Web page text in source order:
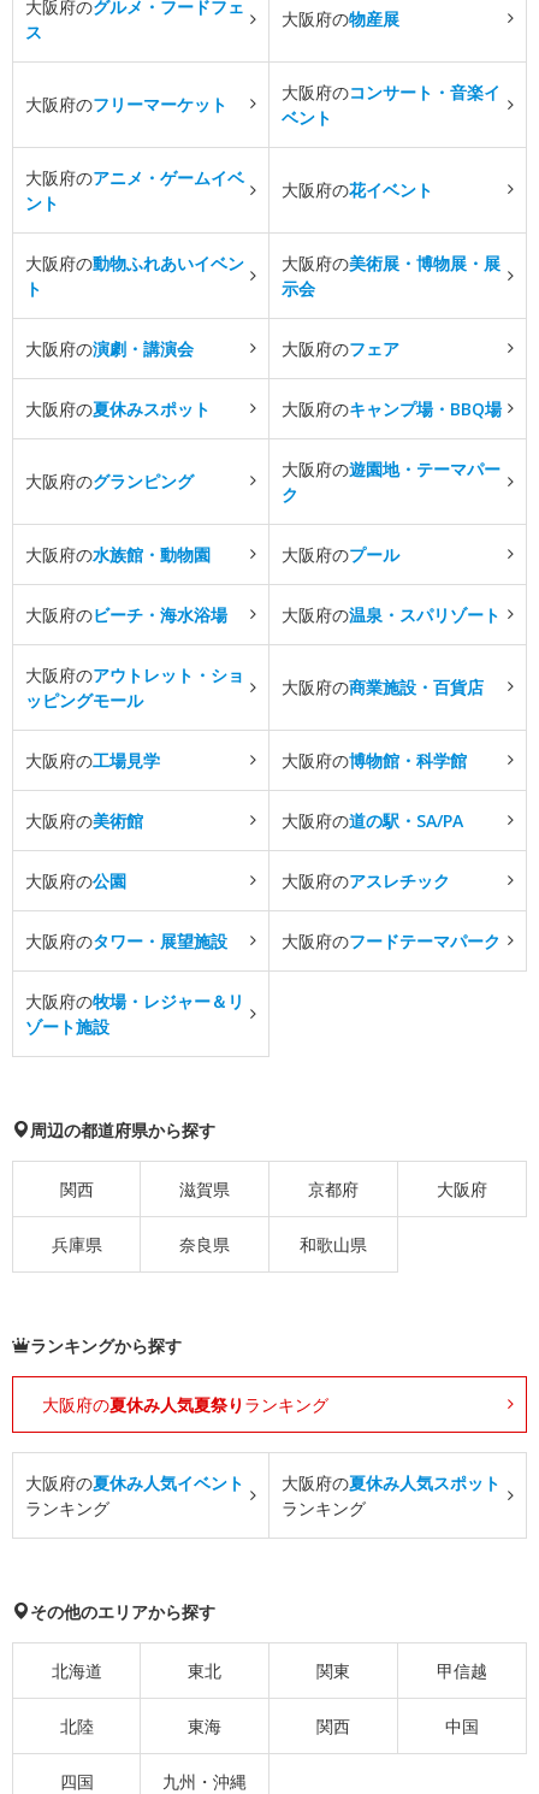
大阪府のグルメ・フードフェ
ス
大阪府の物産展
大阪府のフリーマーケット
大阪府のコンサート・音楽イ
ベント
大阪府のアニメ・ゲームイベ
ント
大阪府の花イベント
大阪府の動物ふれあいイベン
ト
大阪府の美術展・博物展・展
示会
大阪府の演劇・講演会 大阪府のフェア
大阪府の夏休みスポット 大阪府のキャンプ場・BBQ場
大阪府のグランピング
大阪府の遊園地・テーマパー
ク
大阪府の水族館・動物園 大阪府のプール
大阪府のビーチ・海水浴場 大阪府の温泉・スパリゾート
大阪府のアウトレット・ショ
ッピングモール
大阪府の商業施設・百貨店
大阪府の工場見学 大阪府の博物館・科学館
大阪府の美術館 大阪府の道の駅・SA/PA
大阪府の公園 大阪府のアスレチック
大阪府のタワー・展望施設 大阪府のフードテーマパーク
大阪府の牧場・レジャー＆リ
ゾート施設
周辺の都道府県から探す
関西 滋賀県 京都府 大阪府
兵庫県 奈良県 和歌山県
ランキングから探す
大阪府の夏休み人気夏祭り ランキング
大阪府の夏休み人気イベント
ランキング
大阪府の夏休み人気スポット
ランキング
その他のエリアから探す
北海道 東北 関東 甲信越
北陸 東海 関西 中国
四国 九州・沖縄